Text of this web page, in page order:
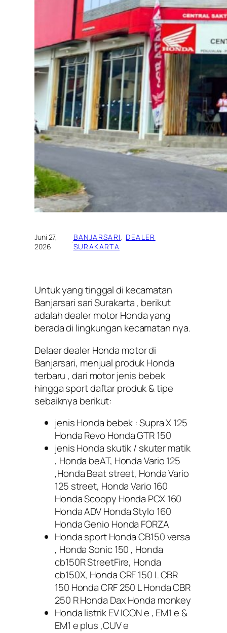
Juni 27,
2026
·BANJARSARI , DEALER
SURAKARTA
Untuk yang tinggal di kecamatan
Banjarsari sari Surakarta , berikut
adalah dealer motor Honda yang
berada di lingkungan kecamatan nya.
Delaer dealer Honda motor di
Banjarsari, menjual produk Honda
terbaru , dari motor jenis bebek
hingga sport daftar produk & tipe
sebaiknya berikut:
jenis Honda bebek : Supra X 125
Honda Revo Honda GTR 150
jenis Honda skutik / skuter matik
, Honda beAT, Honda Vario 125
,Honda Beat street, Honda Vario
125 street, Honda Vario 160
Honda Scoopy Honda PCX 160
Honda ADV Honda Stylo 160
Honda Genio Honda FORZA
Honda sport Honda CB150 versa
, Honda Sonic 150 , Honda
cb150R StreetFire, Honda
cb150X, Honda CRF 150 L CBR
150 Honda CRF 250 L Honda CBR
250 R Honda Dax Honda monkey
Honda listrik EV ICON e , EM1 e &
EM1 e plus ,CUV e